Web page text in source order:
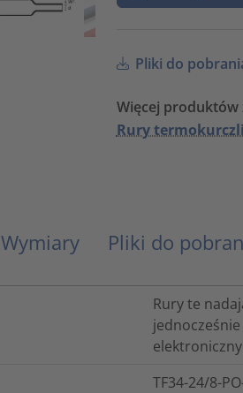
Pliki do
Więcej produktów
Rury
Wymiary Pliki do
Rury te
TF34-24/8-